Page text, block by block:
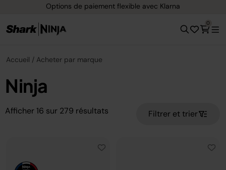
Options de paiement flexible avec Klarna
0
Accueil Acheter par marque
Ninja
Afficher 16 sur 279 résultats Filtrer et trier